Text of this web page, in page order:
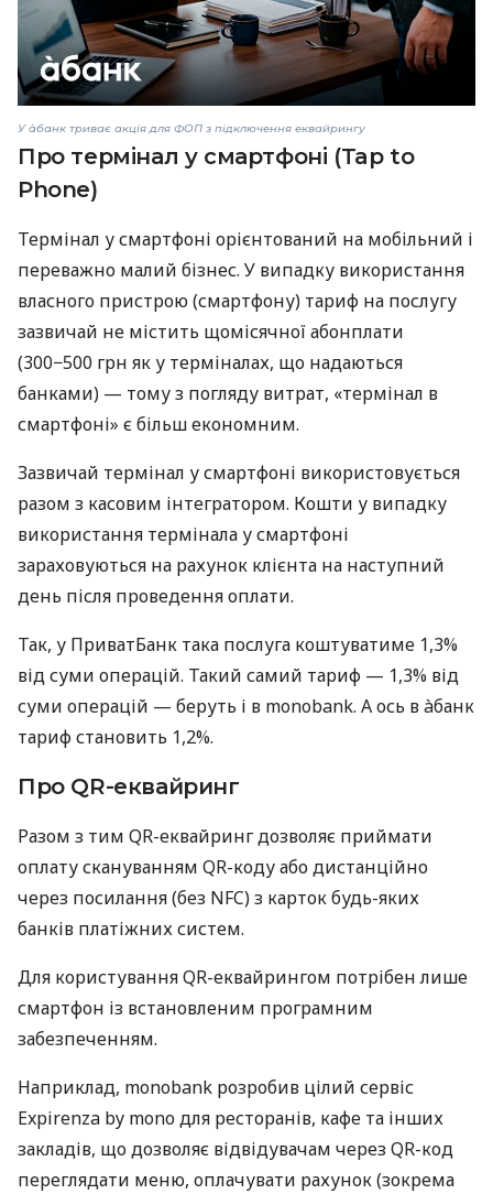
У àбанк триває акція для ФОП з підключення еквайрингу
Про термінал у смартфоні (Tap to
Phone)
Термінал у смартфоні орієнтований на мобільний і
переважно малий бізнес. У випадку використання
власного пристрою (смартфону) тариф на послугу
зазвичай не містить щомісячної абонплати
(300−500 грн як у терміналах, що надаються
банками) — тому з погляду витрат, «термінал в
смартфоні» є більш економним.
Зазвичай термінал у смартфоні використовується
разом з касовим інтегратором. Кошти у випадку
використання термінала у смартфоні
зараховуються на рахунок клієнта на наступний
день після проведення оплати.
Так, у ПриватБанк така послуга коштуватиме 1,3%
від суми операцій. Такий самий тариф — 1,3% від
суми операцій — беруть і в monobank. А ось в àбанк
тариф становить 1,2%.
Про QR-еквайринг
Разом з тим QR-еквайринг дозволяє приймати
оплату скануванням QR-коду або дистанційно
через посилання (без NFC) з карток будь-яких
банків платіжних систем.
Для користування QR-еквайрингом потрібен лише
смартфон із встановленим програмним
забезпеченням.
Наприклад, monobank розробив цілий сервіс
Expirenza by mono для ресторанів, кафе та інших
закладів, що дозволяє відвідувачам через QR-код
переглядати меню, оплачувати рахунок (зокрема